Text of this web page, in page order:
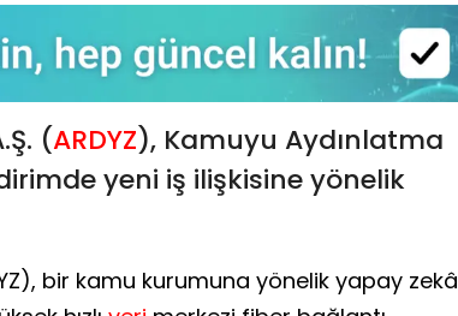
(ARDYZ), Kamuyu Aydınlatma
yeni iş ilişkisine yönelik
bir kamu kurumuna yönelik yapay zekâ